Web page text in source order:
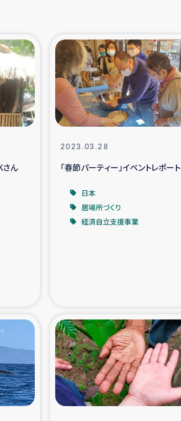
カ 緊急人道支援
つなぐサリー・リサイクル・プロジ
ェクト
ザ人道支援
物資配付および教育支援
ンマー移民子ども支援
ツの市民との共生
地在宅被災者支援
支援・農業復興支援
・ボランティア日誌
ん
2023.03.28
「春節パーティー」イベントレポート
日本
居場所づくり
経済自立支援事業